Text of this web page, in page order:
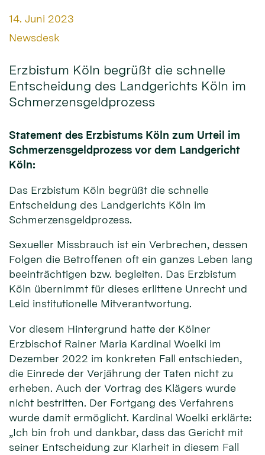
Datum:
14. Juni 2023
Von:
Newsdesk
Erzbistum Köln begrüßt die schnelle
Entscheidung des Landgerichts Köln im
Schmerzensgeldprozess
Statement des Erzbistums Köln zum Urteil im
Schmerzensgeldprozess vor dem Landgericht
Köln:
Das Erzbistum Köln begrüßt die schnelle
Entscheidung des Landgerichts Köln im
Schmerzensgeldprozess.
Sexueller Missbrauch ist ein Verbrechen, dessen
Folgen die Betroffenen oft ein ganzes Leben lang
beeinträchtigen bzw. begleiten. Das Erzbistum
Köln übernimmt für dieses erlittene Unrecht und
Leid institutionelle Mitverantwortung.
Vor diesem Hintergrund hatte der Kölner
Erzbischof Rainer Maria Kardinal Woelki im
Dezember 2022 im konkreten Fall entschieden,
die Einrede der Verjährung der Taten nicht zu
erheben. Auch der Vortrag des Klägers wurde
nicht bestritten. Der Fortgang des Verfahrens
wurde damit ermöglicht. Kardinal Woelki erklärte:
„Ich bin froh und dankbar, dass das Gericht mit
seiner Entscheidung zur Klarheit in diesem Fall